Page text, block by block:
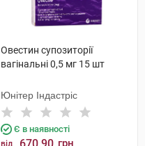
Овестин супозиторії
вагінальні 0,5 мг 15 шт
Юнітер Індастріс
Є в наявності
від грн